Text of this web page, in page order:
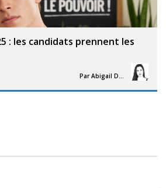
: les candidats prennent les
Par